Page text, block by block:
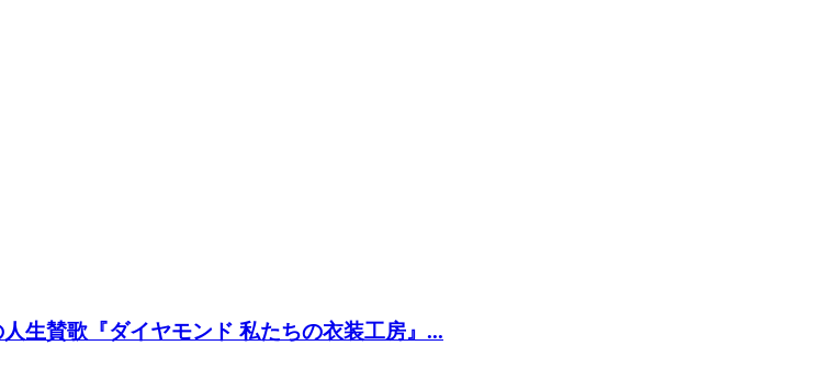
生賛歌『ダイヤモンド 私たちの衣装工房』...